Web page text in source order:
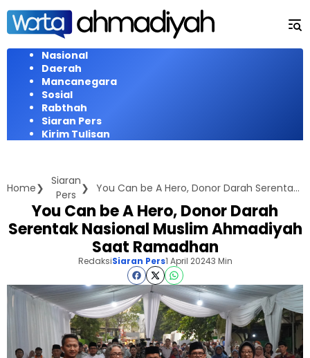
Langsung
konten
Nasional
Daerah
Mancanegara
Sosial
Rabthah
Siaran Pers
Kirim Tulisan
Home
Siaran
Pers
You Can be A Hero, Donor Darah Serentak Nasional Muslim Ahmadiyah Saat Ramadhan
You Can be A Hero, Donor Darah
Serentak Nasional Muslim Ahmadiyah
Saat Ramadhan
RedaksiSiaran Pers1 April 20243 Min